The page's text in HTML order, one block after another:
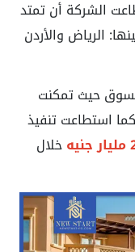
الشركة أن تمتد
فروع في 10 دول بينها: الرياض والأردن
حيث تمكنت
استطاعت تنفيذ
خلال